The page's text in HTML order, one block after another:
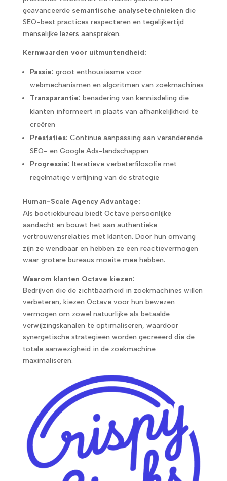
geavanceerde semantische analysetechnieken die
SEO-best practices respecteren en tegelijkertijd
menselijke lezers aanspreken.
Kernwaarden voor uitmuntendheid:
Passie: groot enthousiasme voor
webmechanismen en algoritmen van zoekmachines
Transparantie: benadering van kennisdeling die
klanten informeert in plaats van afhankelijkheid te
creëren
Prestaties: Continue aanpassing aan veranderende
SEO- en Google Ads-landschappen
Progressie: Iteratieve verbeterfilosofie met
regelmatige verfijning van de strategie
Human-Scale Agency Advantage:
Als boetiekbureau biedt Octave persoonlijke
aandacht en bouwt het aan authentieke
vertrouwensrelaties met klanten. Door hun omvang
zijn ze wendbaar en hebben ze een reactievermogen
waar grotere bureaus moeite mee hebben.
Waarom klanten Octave kiezen:
Bedrijven die de zichtbaarheid in zoekmachines willen
verbeteren, kiezen Octave voor hun bewezen
vermogen om zowel natuurlijke als betaalde
verwijzingskanalen te optimaliseren, waardoor
synergetische strategieën worden gecreëerd die de
totale aanwezigheid in de zoekmachine
maximaliseren.